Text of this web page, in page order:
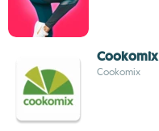
Cookomix
Cookomix